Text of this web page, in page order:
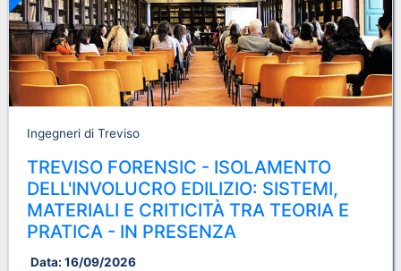
Ingegneri di Treviso
TREVISO FORENSIC - ISOLAMENTO
DELL'INVOLUCRO EDILIZIO: SISTEMI,
MATERIALI E CRITICITÀ TRA TEORIA E
PRATICA - IN PRESENZA
Data: 16/09/2026